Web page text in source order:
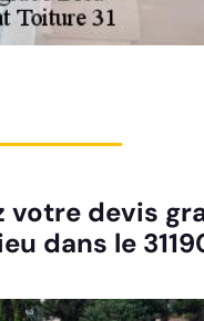
votre devis
dans le